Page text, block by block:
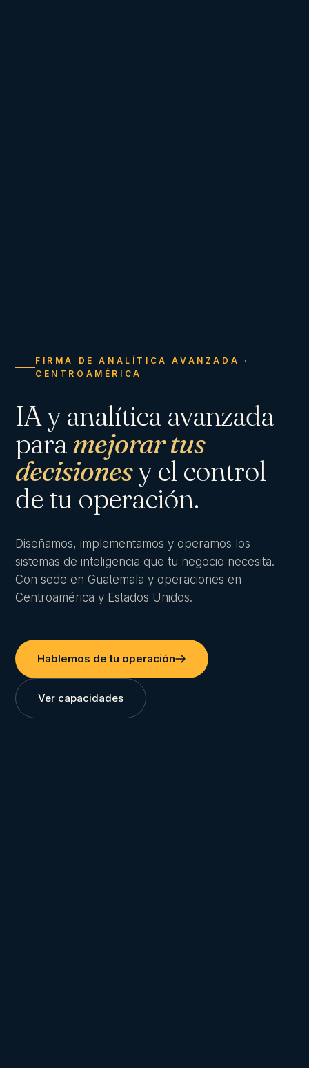
FIRMA DE ANALÍTICA AVANZADA ·
CENTROAMÉRICA
IA y analítica avanzada
paramejorar tus
decisionesy el control
de tu operación.
Diseñamos, implementamos y operamos los
sistemas de inteligencia que tu negocio necesita.
Con sede en Guatemala y operaciones en
Centroamérica y Estados Unidos.
Hablemos de tu operación
Ver capacidades